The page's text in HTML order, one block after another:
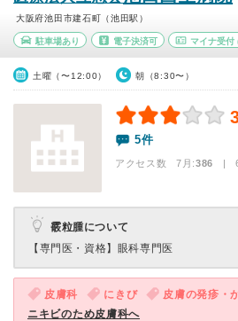
大阪府池田市建石町（池田駅）
駐車場あり 電子決済可 マイナ受付
土曜（〜12:00） 朝（8:30〜）
5件
アクセス数 7月:386 | 6
霰粒腫について
【専門医・資格】 眼科専門医
皮膚科 にきび 皮膚の発疹・
ニキビのため皮膚科へ